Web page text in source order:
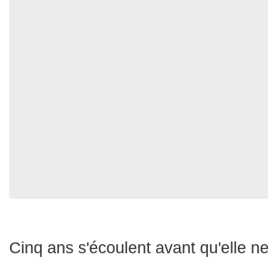
Cinq ans s'écoulent avant qu'elle